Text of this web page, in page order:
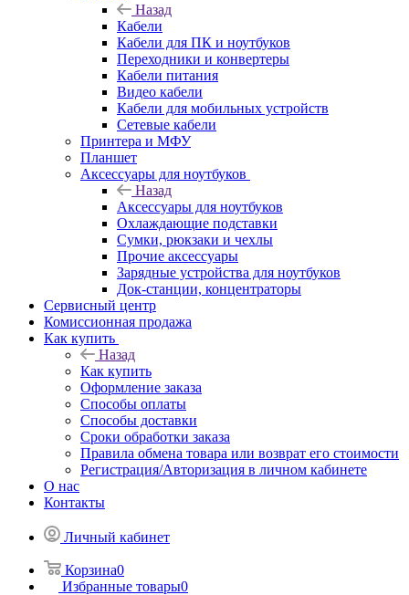
Назад
Кабели
Кабели для ПК и ноутбуков
Переходники и конвертеры
Кабели питания
Видео кабели
Кабели для мобильных устройств
Сетевые кабели
Принтера и МФУ
Планшет
Аксессуары для ноутбуков
Назад
Аксессуары для ноутбуков
Охлаждающие подставки
Сумки, рюкзаки и чехлы
Прочие аксессуары
Зарядные устройства для ноутбуков
Док-станции, концентраторы
Сервисный центр
Комиссионная продажа
Как купить
Назад
Как купить
Оформление заказа
Способы оплаты
Способы доставки
Сроки обработки заказа
Правила обмена товара или возврат его стоимости
Регистрация/Авторизация в личном кабинете
О нас
Контакты
Личный кабинет
Корзина0
Избранные товары0